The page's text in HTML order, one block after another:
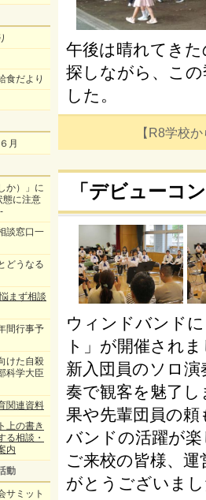
食だより
月
か）」に
態に注意
談窓口一
どうなる
まず相談
間行事予
けた自殺
科学大臣
関連資料
上の書き
る相談・
内
動
サミット
午後は晴れてき
探しながら、こ
した。
【R8学校
「デビューコ
ウィンドバンド
ト」が開催され
新入団員のソロ
奏で観客を魅了
果や先輩団員の
バンドの活躍が
ご来校の皆様、
がとうございま